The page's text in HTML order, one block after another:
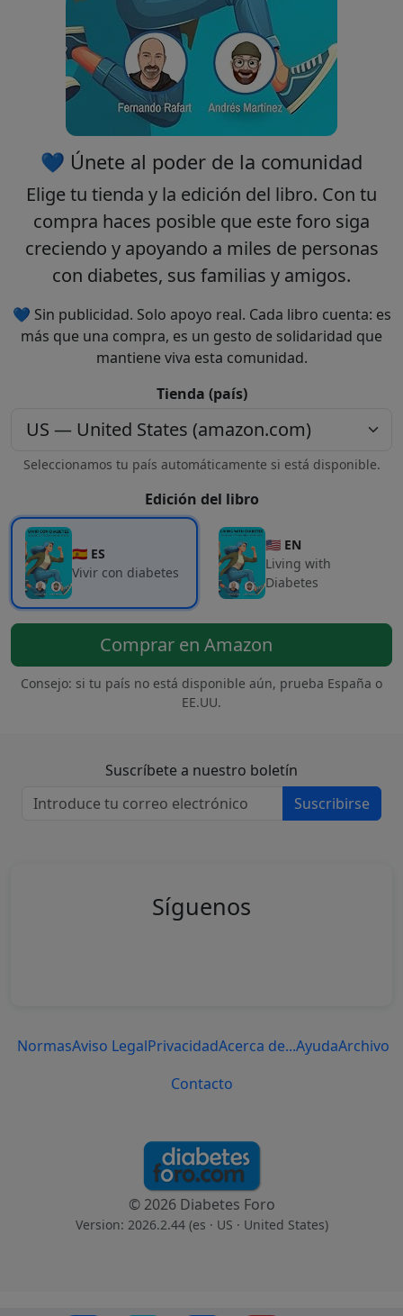
💙 Únete al poder de la comunidad
Elige tu tienda y la edición del libro. Con tu
compra haces posible que este foro siga
creciendo y apoyando a miles de personas
con diabetes, sus familias y amigos.
💙 Sin publicidad. Solo apoyo real. Cada libro cuenta: es
más que una compra, es un gesto de solidaridad que
mantiene viva esta comunidad.
Tienda (país)
Seleccionamos tu país automáticamente si está disponible.
Edición del libro
🇪🇸 ES
Vivir con diabetes
🇺🇸 EN
Living with
Diabetes
Comprar en Amazon
Consejo: si tu país no está disponible aún, prueba España o
EE.UU.
Suscríbete a nuestro boletín
Suscribirse
Síguenos
NormasAviso LegalPrivacidadAcerca de...AyudaArchivo
Contacto
© 2026 Diabetes Foro
Version: 2026.2.44 (es · US · United States)